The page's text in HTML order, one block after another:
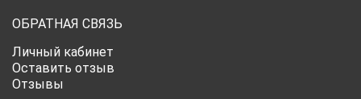
ОБРАТНАЯ СВЯЗЬ
Личный кабинет
Оставить отзыв
Отзывы